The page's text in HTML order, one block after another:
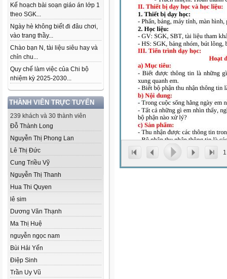
Kế hoạch bài soạn giáo án lớp 1
theo SGK...
Ngày hè không biết đi đâu chơi,
vào trang thầy...
Chào bạn N, tài liệu siêu hay và
chỉn chu...
Quy chế làm việc của Chi bộ
nhiệm kỳ 2025-2030...
THÀNH VIÊN TRỰC TUYẾN
239 khách và 30 thành viên
Đỗ Thành Long
Nguyễn Thị Phong Lan
Lê Thị Đức
Cung Triều Vỹ
Nguyễn Thị Thanh
Hua Thi Quyen
lê sim
Dương Văn Thạnh
Ma Thị Huệ
nguyễn ngọc nam
Bùi Hải Yến
Điệp Sinh
Trần Uy Vũ
1